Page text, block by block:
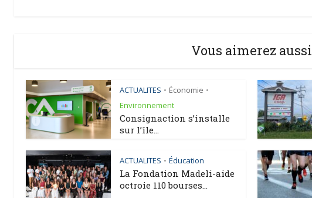
Vous aimerez aussi
ACTUALITES • Économie •
Environnement
Consignaction s’installe
sur l’île...
ACTUALITES • Éducation
La Fondation Madeli-aide
octroie 110 bourses...